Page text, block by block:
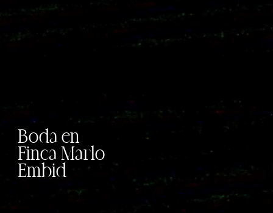
Boda en
Finca Marlo
Embid